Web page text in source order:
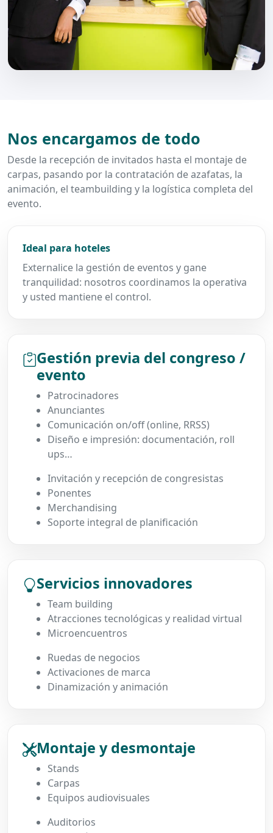
Nos encargamos de todo
Desde la recepción de invitados hasta el montaje de
carpas, pasando por la contratación de azafatas, la
animación, el teambuilding y la logística completa del
evento.
Ideal para hoteles
Externalice la gestión de eventos y gane
tranquilidad: nosotros coordinamos la operativa
y usted mantiene el control.
Gestión previa del congreso /
evento
Patrocinadores
Anunciantes
Comunicación on/off (online, RRSS)
Diseño e impresión: documentación, roll
ups…
Invitación y recepción de congresistas
Ponentes
Merchandising
Soporte integral de planificación
Servicios innovadores
Team building
Atracciones tecnológicas y realidad virtual
Microencuentros
Ruedas de negocios
Activaciones de marca
Dinamización y animación
Montaje y desmontaje
Stands
Carpas
Equipos audiovisuales
Auditorios